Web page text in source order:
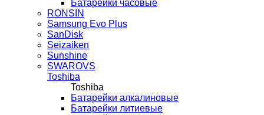
Батарейки часовые
RONSIN
Samsung Evo Plus
SanDisk
Seizaiken
Sunshine
SWAROVS
Toshiba
Toshiba
Батарейки алкалиновые
Батарейки литиевые